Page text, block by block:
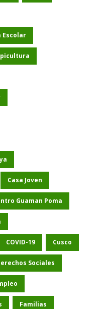
Escolar
Casa Joven
Guaman Poma
COVID-19 Cusco
Sociales
Familias